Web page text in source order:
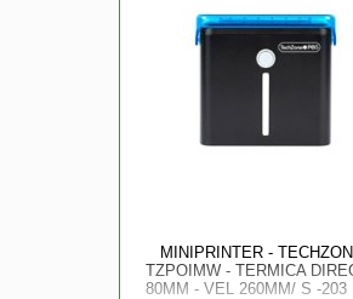
MINIPRINTER -
TZPOIMW - TERMICA
80MM - VEL 260MM/ S -203